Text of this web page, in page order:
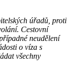
úřadů, proti
Cestovní
neudělení
o víza s
všechny